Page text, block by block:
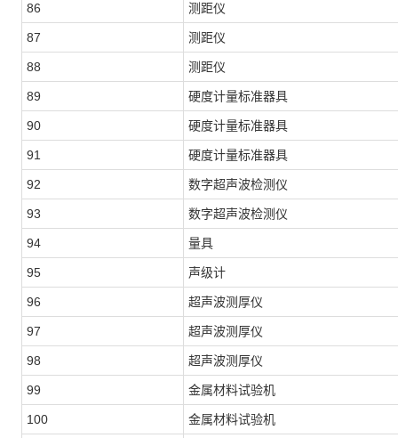
86 测距仪
87 测距仪
88 测距仪
89 硬度计量标准器具
90 硬度计量标准器具
91 硬度计量标准器具
92 数字超声波检测仪
93 数字超声波检测仪
94 量具
95 声级计
96 超声波测厚仪
97 超声波测厚仪
98 超声波测厚仪
99 金属材料试验机
100 金属材料试验机